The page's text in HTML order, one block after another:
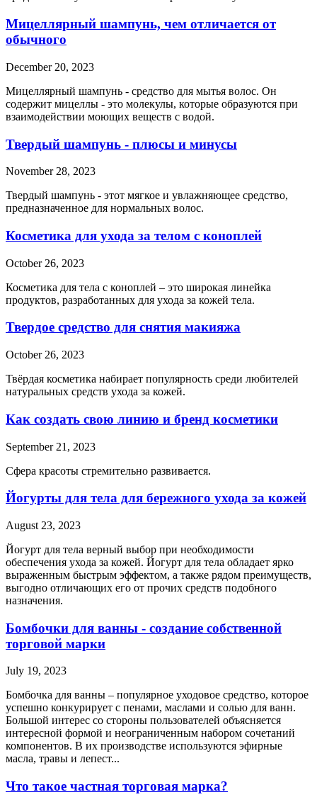
Мицеллярный шампунь, чем отличается от
обычного
December 20, 2023
Мицеллярный шампунь - средство для мытья волос. Он
содержит мицеллы - это молекулы, которые образуются при
взаимодействии моющих веществ с водой.
Твердый шампунь - плюсы и минусы
November 28, 2023
Твердый шампунь - этот мягкое и увлажняющее средство,
предназначенное для нормальных волос.
Косметика для ухода за телом с коноплей
October 26, 2023
Косметика для тела с коноплей – это широкая линейка
продуктов, разработанных для ухода за кожей тела.
Твердое средство для снятия макияжа
October 26, 2023
Твёрдая косметика набирает популярность среди любителей
натуральных средств ухода за кожей.
Как создать свою линию и бренд косметики
September 21, 2023
Сфера красоты стремительно развивается.
Йогурты для тела для бережного ухода за кожей
August 23, 2023
Йогурт для тела верный выбор при необходимости
обеспечения ухода за кожей. Йогурт для тела обладает ярко
выраженным быстрым эффектом, а также рядом преимуществ,
выгодно отличающих его от прочих средств подобного
назначения.
Бомбочки для ванны - создание собственной
торговой марки
July 19, 2023
Бомбочка для ванны – популярное уходовое средство, которое
успешно конкурирует с пенами, маслами и солью для ванн.
Большой интерес со стороны пользователей объясняется
интересной формой и неограниченным набором сочетаний
компонентов. В их производстве используются эфирные
масла, травы и лепест...
Что такое частная торговая марка?